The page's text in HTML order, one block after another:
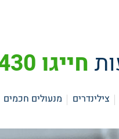
חייגו 073-3742430
צילינדרים
מנעולים חכמים